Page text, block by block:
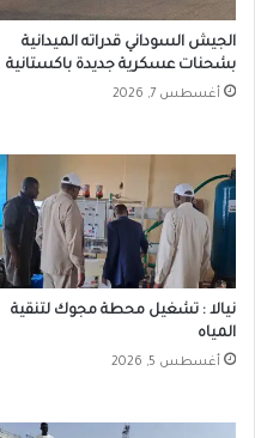
الجيش السوداني قدراته الميدانية
بشحنات عسكرية جديدة باكستانية
أغسطس 7, 2026
نيالا : تشغيل محطة مجوك لتنقية
المياه
أغسطس 5, 2026